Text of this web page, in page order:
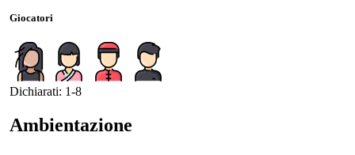
Giocatori
Dichiarati: 1-8
Ambientazione